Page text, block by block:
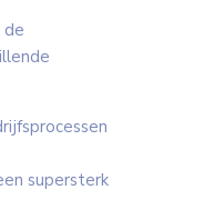
de
supersterk